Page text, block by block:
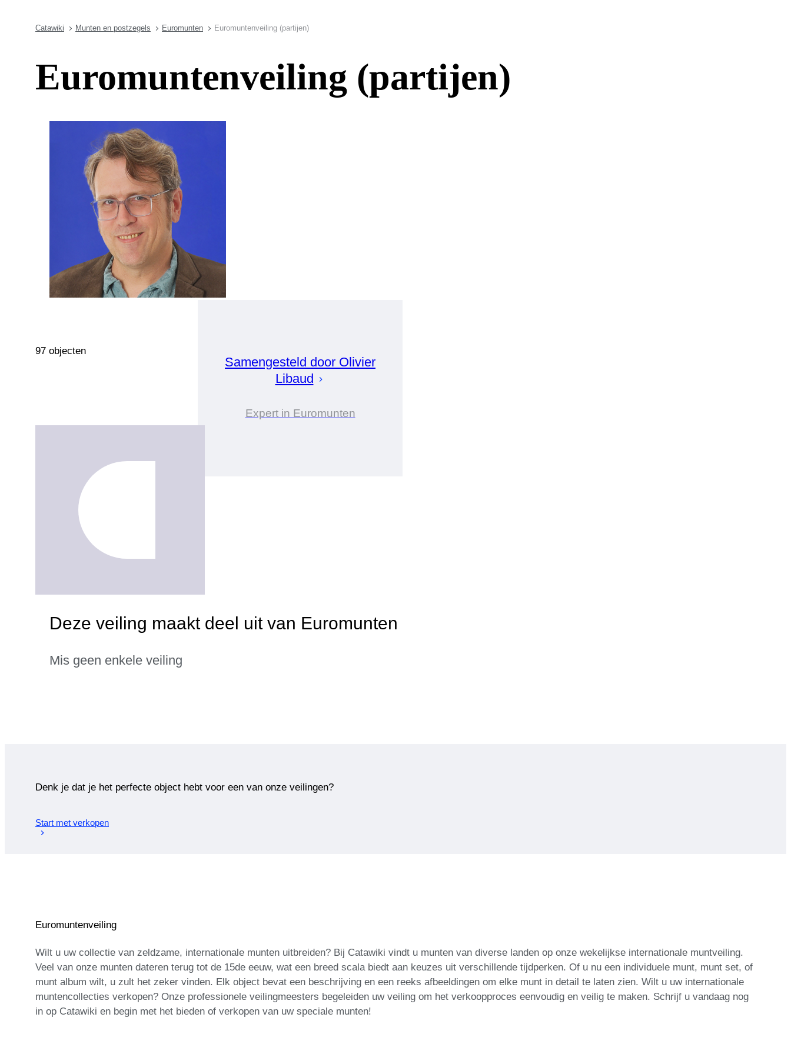
Catawiki Munten en postzegels Euromunten Euromuntenveiling (partijen)
Euromuntenveiling (partijen)
Samengesteld door Olivier
Libaud
Expert in Euromunten
97 objecten
Deze veiling maakt deel uit van Euromunten
Mis geen enkele veiling
Denk je dat je het perfecte object hebt voor een van onze veilingen?
Start met verkopen
Euromuntenveiling
Wilt u uw collectie van zeldzame, internationale munten uitbreiden? Bij Catawiki vindt u munten van diverse landen op onze wekelijkse internationale muntveiling.
Veel van onze munten dateren terug tot de 15de eeuw, wat een breed scala biedt aan keuzes uit verschillende tijdperken. Of u nu een individuele munt, munt set, of
munt album wilt, u zult het zeker vinden. Elk object bevat een beschrijving en een reeks afbeeldingen om elke munt in detail te laten zien. Wilt u uw internationale
muntencollecties verkopen? Onze professionele veilingmeesters begeleiden uw veiling om het verkoopproces eenvoudig en veilig te maken. Schrijf u vandaag nog
in op Catawiki en begin met het bieden of verkopen van uw speciale munten!